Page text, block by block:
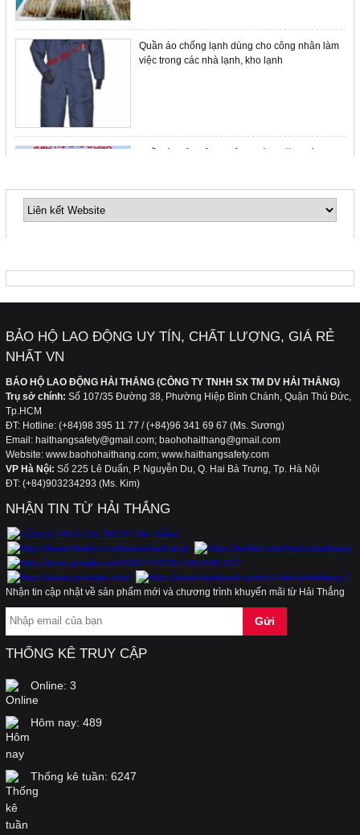
Quần áo chống lạnh dùng cho công nhân làm
việc trong các nhà lạnh, kho lạnh
Quần áo bảo hộ lao động giúp ngăn ngừa ung
dựng
hộ lao động phù hợp với công việc của bạn
Làm thế nào để có nguồn nước sạch, đảm bảo
an toàn cho sức khỏe gia đình bạn…
Cách lựa chọn kính bảo hộ, bảo vệ, điều trị mắt
khỏi tia UV, laser, laser Argon
Áo dùng cho kho lạnh, phòng lạnh, hệ thống
áo bảo vệ
BẢO HỘ LAO ĐỘNG UY TÍN, CHẤT LƯỢNG, GIÁ RẺ
NHẤT VN
BẢO HỘ LAO ĐỘNG HẢI THẮNG (CÔNG TY TNHH SX TM DV HẢI THẮNG)
Trụ sở chính: Số 107/35 Đường 38, Phường Hiệp Bình Chánh, Quận Thủ Đức,
Tp.HCM
ĐT: Hotline: (+84)98 395 11 77 / (+84)96 341 69 67 (Ms. Sương)
Email: haithangsafety@gmail.com; baohohaithang@gmail.com
Website: www.baohohaithang.com; www.haithangsafety.com
VP Hà Nội: Số 225 Lê Duẩn, P. Nguyễn Du, Q. Hai Bà Trưng, Tp. Hà Nội
ĐT: (+84)903234293 (Ms. Kim)
NHẬN TIN TỪ HẢI THẮNG
Nhận tin cập nhật về sản phẩm mới và chương trình khuyến mãi từ Hải Thắng
THỐNG KÊ TRUY CẬP
Online: 3
Hôm nay: 489
Thống kê tuần: 6247